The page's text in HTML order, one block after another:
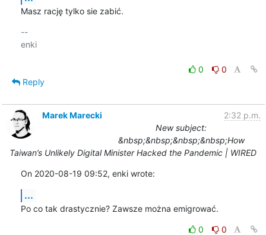
Masz rację tylko sie zabić.
--
enki
0
0
Reply
Marek Marecki
2:32 p.m.
New subject:
&nbsp;&nbsp;&nbsp;&nbsp;How
Taiwan’s Unlikely Digital Minister Hacked the Pandemic | WIRED
On 2020-08-19 09:52, enki wrote:
...
Po co tak drastycznie? Zawsze można emigrować.
0
0